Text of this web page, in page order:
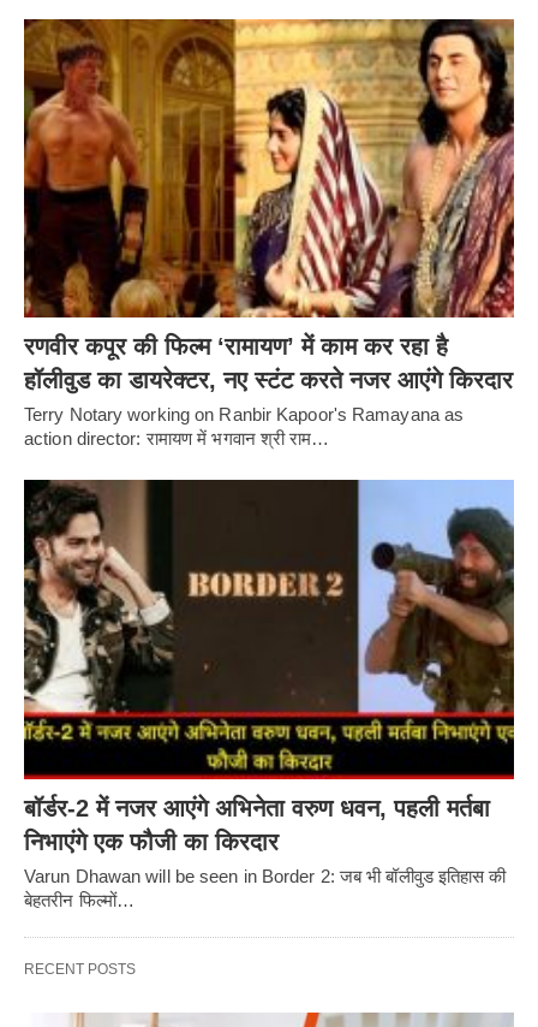
रणवीर कपूर की फिल्म ‘रामायण’ में काम कर रहा है
हॉलीवुड का डायरेक्टर, नए स्टंट करते नजर आएंगे किरदार
Terry Notary working on Ranbir Kapoor's Ramayana as
action director: रामायण में भगवान श्री राम…
बॉर्डर-2 में नजर आएंगे अभिनेता वरुण धवन, पहली मर्तबा
निभाएंगे एक फौजी का किरदार
Varun Dhawan will be seen in Border 2: जब भी बॉलीवुड इतिहास की
बेहतरीन फिल्मों…
RECENT POSTS